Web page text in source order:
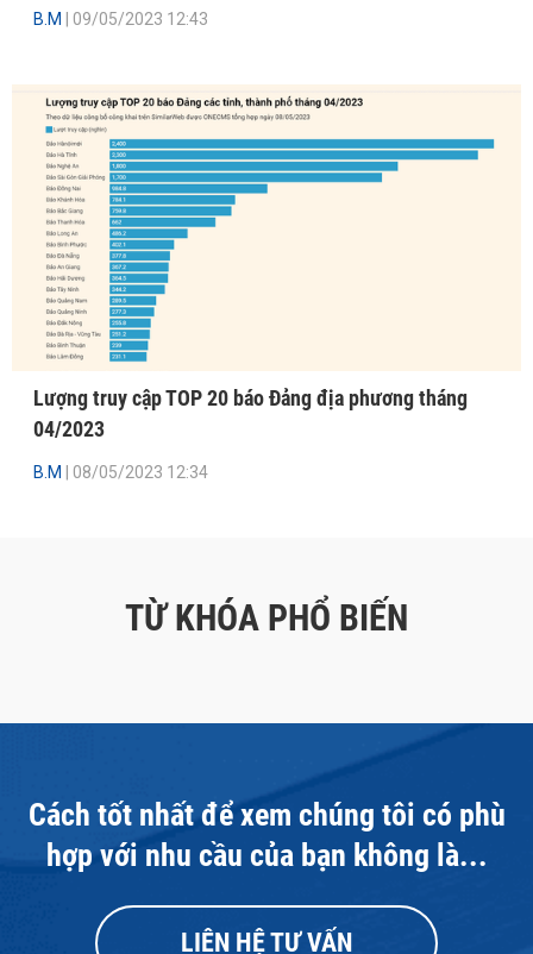
B.M | 09/05/2023 12:43
Lượng truy cập TOP 20 báo Đảng địa phương tháng
04/2023
B.M | 08/05/2023 12:34
TỪ KHÓA PHỔ BIẾN
Cách tốt nhất để xem chúng tôi có phù
hợp với nhu cầu của bạn không là...
LIÊN HỆ TƯ VẤN